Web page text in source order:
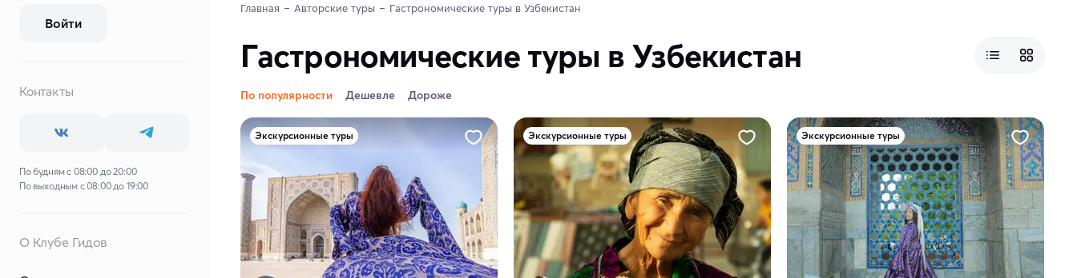
Войти
Контакты
По будням с 08:00 до 20:00
По выходным с 08:00 до 19:00
О Клубе Гидов
Главная Авторские туры Гастрономические туры в Узбекистан
Гастрономические туры в Узбекистан
По популярности Дешевле Дороже
Экскурсионные туры Экскурсионные туры Экскурсионные туры